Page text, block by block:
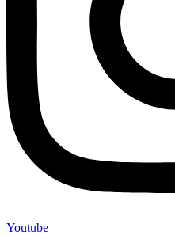
Youtube